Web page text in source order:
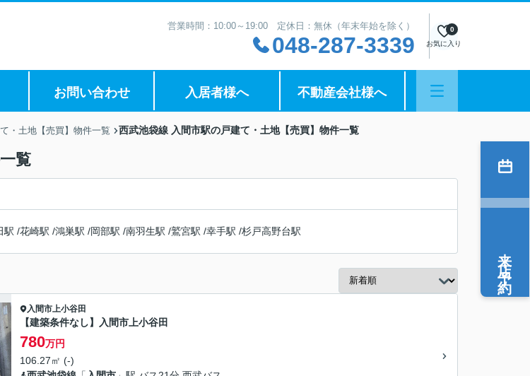
営業時間：10:00～19:00 定休日：無休（年末年始を除く）
048-287-3339 お気に入り
0
お問い合わせ 入居者様へ 不動産会社様へ
・土地【売買】物件一覧 西武池袋線 入間市駅の戸建て・土地【売買】物件一覧
覧
駅 /花崎駅 /鴻巣駅 /岡部駅 /南羽生駅 /鷲宮駅 /幸手駅 /杉戸高野台駅
入間市上小谷田
【建築条件なし】入間市上小谷田
780万円
106.27㎡ (-)
来店予約